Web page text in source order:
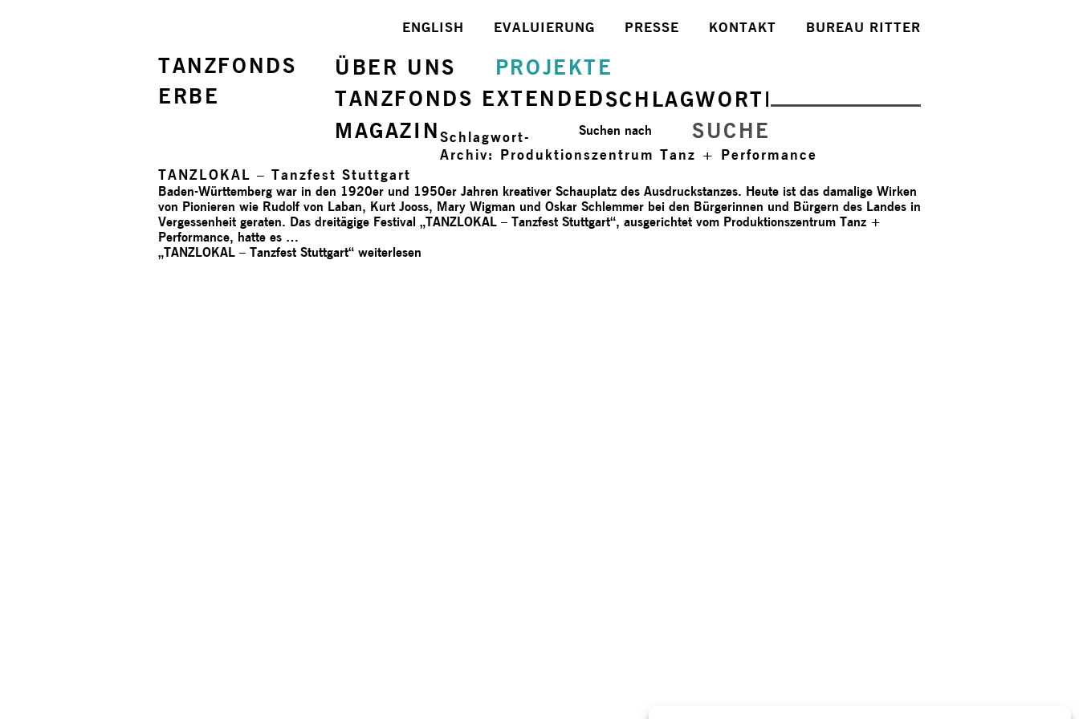
TANZFONDS
ERBE
BUREAU RITTER
KONTAKT
PRESSE
EVALUIERUNG
ENGLISH
ÜBER UNS
PROJEKTE
TANZFONDS EXTENDEDSCHLAGWORTE
MAGAZIN
SUCHE
Suchen nach
Schlagwort-
Archiv: Produktionszentrum Tanz + Performance
TANZLOKAL – Tanzfest Stuttgart
Baden-Württemberg war in den 1920er und 1950er Jahren kreativer Schauplatz des Ausdruckstanzes. Heute ist das damalige Wirken
von Pionieren wie Rudolf von Laban, Kurt Jooss, Mary Wigman und Oskar Schlemmer bei den Bürgerinnen und Bürgern des Landes in
Vergessenheit geraten. Das dreitägige Festival „TANZLOKAL – Tanzfest Stuttgart“, ausgerichtet vom Produktionszentrum Tanz +
Performance, hatte es …
„TANZLOKAL – Tanzfest Stuttgart“ weiterlesen